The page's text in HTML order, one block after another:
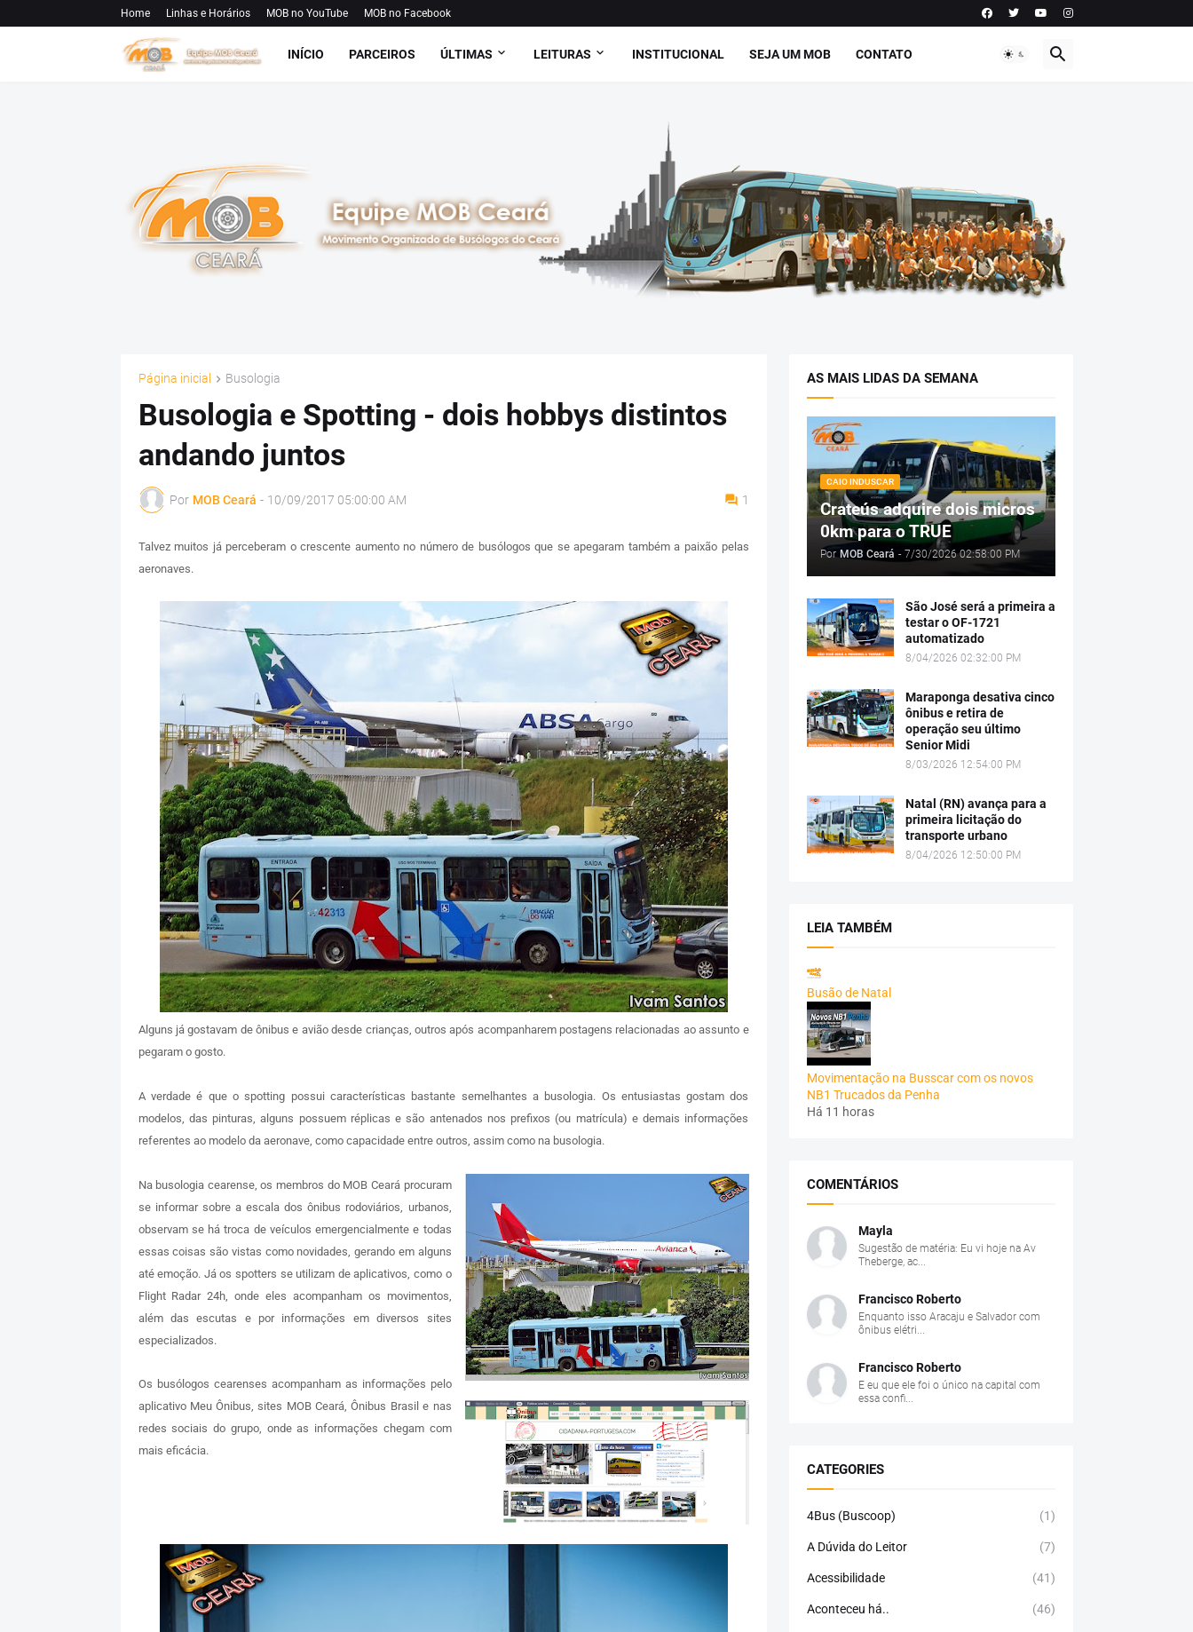
Home Linhas e Horários MOB no YouTube MOB no Facebook
INÍCIO PARCEIROS ÚLTIMAS LEITURAS INSTITUCIONAL SEJA UM MOB CONTATO
Página inicial Busologia
Busologia e Spotting - dois hobbys distintos
andando juntos
Por MOB Ceará - 10/09/2017 05:00:00 AM 1
Talvez muitos já perceberam o crescente aumento no número de busólogos que se apegaram também a paixão pelas
aeronaves.
Alguns já gostavam de ônibus e avião desde crianças, outros após acompanharem postagens relacionadas ao assunto e
pegaram o gosto.
A verdade é que o spotting possui características bastante semelhantes a busologia. Os entusiastas gostam dos
modelos, das pinturas, alguns possuem réplicas e são antenados nos prefixos (ou matrícula) e demais informações
referentes ao modelo da aeronave, como capacidade entre outros, assim como na busologia.
Na busologia cearense, os membros do MOB Ceará procuram
se informar sobre a escala dos ônibus rodoviários, urbanos,
observam se há troca de veículos emergencialmente e todas
essas coisas são vistas como novidades, gerando em alguns
até emoção. Já os spotters se utilizam de aplicativos, como o
Flight Radar 24h, onde eles acompanham os movimentos,
além das escutas e por informações em diversos sites
especializados.
Os busólogos cearenses acompanham as informações pelo
aplicativo Meu Ônibus, sites MOB Ceará, Ônibus Brasil e nas
redes sociais do grupo, onde as informações chegam com
mais eficácia.
AS MAIS LIDAS DA SEMANA
CAIO INDUSCAR
Crateús adquire dois micros
0km para o TRUE
Por MOB Ceará - 7/30/2026 02:58:00 PM
São José será a primeira a
testar o OF-1721
automatizado
8/04/2026 02:32:00 PM
Maraponga desativa cinco
ônibus e retira de
operação seu último
Senior Midi
8/03/2026 12:54:00 PM
Natal (RN) avança para a
primeira licitação do
transporte urbano
8/04/2026 12:50:00 PM
LEIA TAMBÉM
Busão de Natal
Movimentação na Busscar com os novos
NB1 Trucados da Penha
Há 11 horas
COMENTÁRIOS
Mayla
Sugestão de matéria: Eu vi hoje na Av
Theberge, ac...
Francisco Roberto
Enquanto isso Aracaju e Salvador com
ônibus elétri...
Francisco Roberto
E eu que ele foi o único na capital com
essa confi...
CATEGORIES
4Bus (Buscoop) (1)
A Dúvida do Leitor (7)
Acessibilidade (41)
Aconteceu há.. (46)